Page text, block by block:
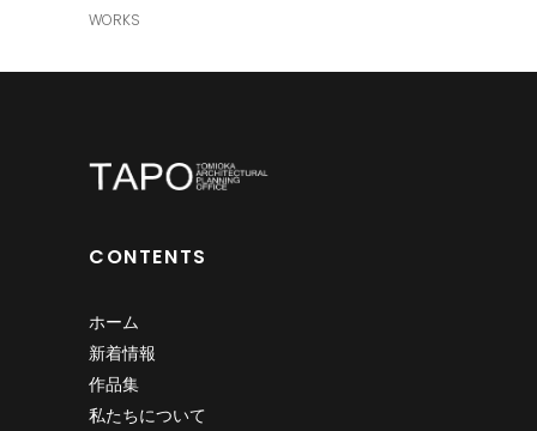
WORKS
CONTENTS
ホーム
新着情報
作品集
私たちについて